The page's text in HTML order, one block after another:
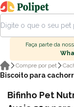
Faça parte da
Compre por pet
Biscoito para
Bifinho Pet